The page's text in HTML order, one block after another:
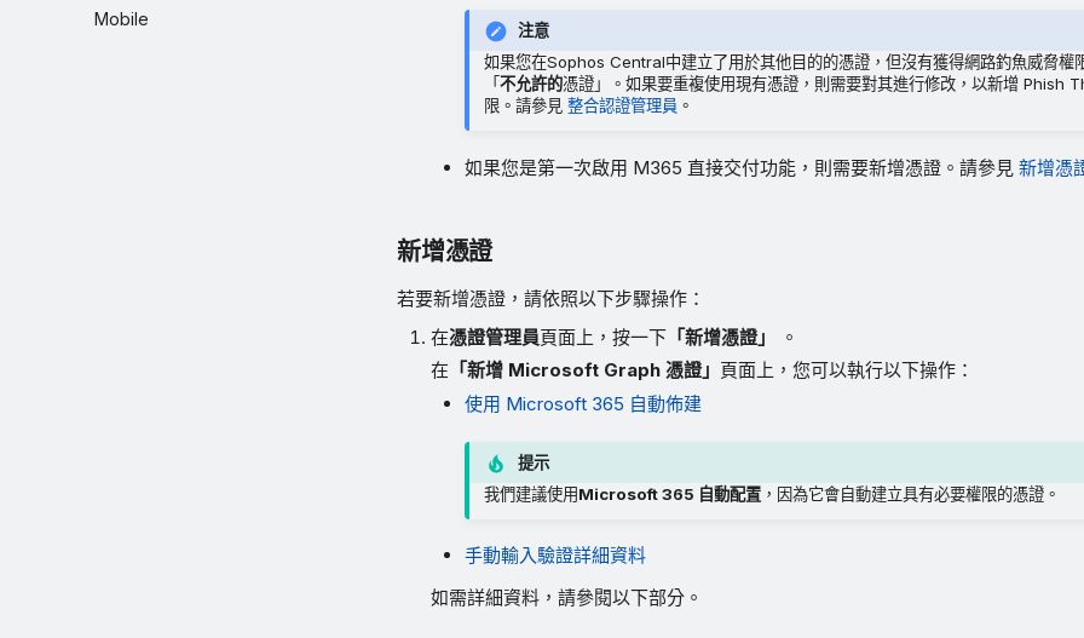
Mobile
注意
如果您在Sophos Central中建立了用於其他目的的憑證，但沒有獲得網路釣魚威脅權
「不允許的憑證」。如果要重複使用現有憑證，則需要對其進行修改，以新增 Phish
限。請參見整合認證管理員 。
如果您是第一次啟用 M365 直接交付功能，則需要新增憑證。請參見新增憑
新增憑證
若要新增憑證，請依照以下步驟操作：
在憑證管理員頁面上，按一下 「新增憑證」
。
在 「新增 Microsoft Graph 憑證」 頁面上，您可以執行以下操作：
使用 Microsoft 365 自動佈建
提示
我們建議使用Microsoft 365 自動配置 ，因為它會自動建立具有必要權限的憑證。
手動輸入驗證詳細資料
如需詳細資料，請參閱以下部分。